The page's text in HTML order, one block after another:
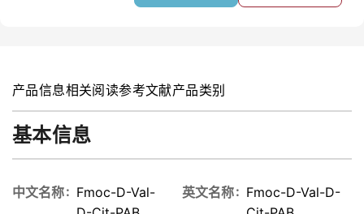
产品信息相关阅读参考文献产品类别
基本信息
中文名称
Fmoc-D-Val-
英文名称
Fmoc-D-Val-D-